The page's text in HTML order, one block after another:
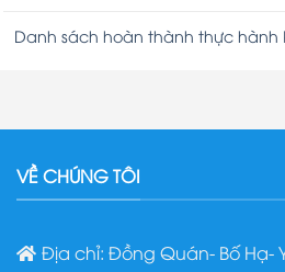
Danh sách hoàn thành thực hành
VỀ CHÚNG TÔI
Địa chỉ: Đồng Quán- Bố Hạ-